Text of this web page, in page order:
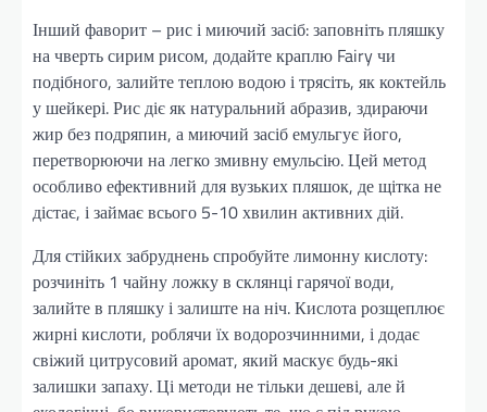
Інший фаворит – рис і миючий засіб: заповніть пляшку
на чверть сирим рисом, додайте краплю Fairy чи
подібного, залийте теплою водою і трясіть, як коктейль
у шейкері. Рис діє як натуральний абразив, здираючи
жир без подряпин, а миючий засіб емульгує його,
перетворюючи на легко змивну емульсію. Цей метод
особливо ефективний для вузьких пляшок, де щітка не
дістає, і займає всього 5-10 хвилин активних дій.
Для стійких забруднень спробуйте лимонну кислоту:
розчиніть 1 чайну ложку в склянці гарячої води,
залийте в пляшку і залиште на ніч. Кислота розщеплює
жирні кислоти, роблячи їх водорозчинними, і додає
свіжий цитрусовий аромат, який маскує будь-які
залишки запаху. Ці методи не тільки дешеві, але й